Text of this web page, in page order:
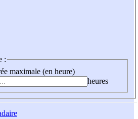
:
maximale (en heure)
heures